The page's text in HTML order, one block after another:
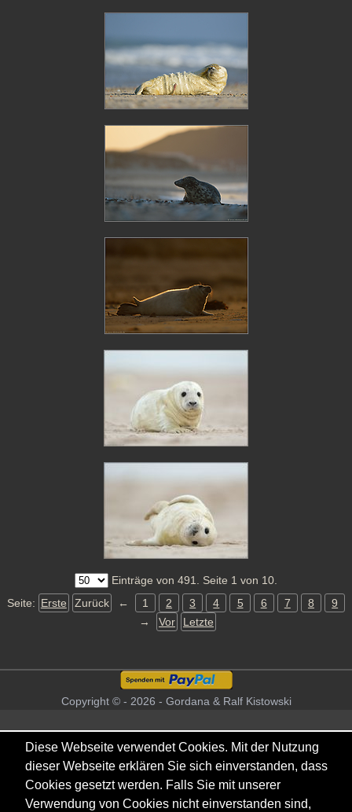
Einträge von 491. Seite 1 von 10.
Seite: Erste Zurück ← 1 2 3 4 5 6 7 8
9
→
Vor Letzte
Copyright © - 2026 - Gordana & Ralf Kistowski
Diese Webseite verwendet Cookies. Mit der Nutzung
dieser Webseite erklären Sie sich einverstanden, dass
Cookies gesetzt werden. Falls Sie mit unserer
Verwendung von Cookies nicht einverstanden sind,